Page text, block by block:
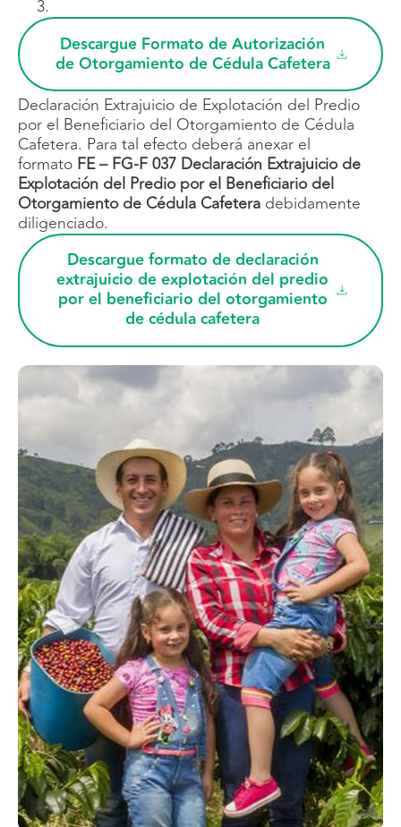
Descargue Formato de Autorización
de Otorgamiento de Cédula Cafetera
Declaración Extrajuicio de Explotación del Predio
por el Beneficiario del Otorgamiento de Cédula
Cafetera. Para tal efecto deberá anexar el
formato FE – FG-F 037 Declaración Extrajuicio de
Explotación del Predio por el Beneficiario del
Otorgamiento de Cédula Cafetera debidamente
diligenciado.
Descargue formato de declaración
extrajuicio de explotación del predio
por el beneficiario del otorgamiento
de cédula cafetera